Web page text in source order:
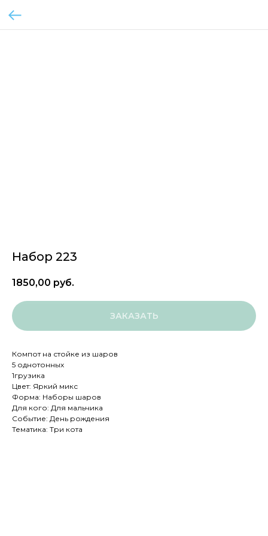
Набор 223
1850,00 руб.
ЗАКАЗАТЬ
Компот на стойке из шаров
5 однотонных
1грузика
Цвет: Яркий микс
Форма: Наборы шаров
Для кого: Для мальчика
Событие: День рождения
Тематика: Три кота